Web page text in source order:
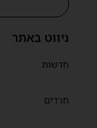
ניווט באתר
חדשות
חרדים